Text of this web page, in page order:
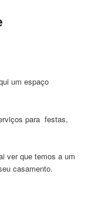
um espaço
para festas,
ver que temos a um
casamento.